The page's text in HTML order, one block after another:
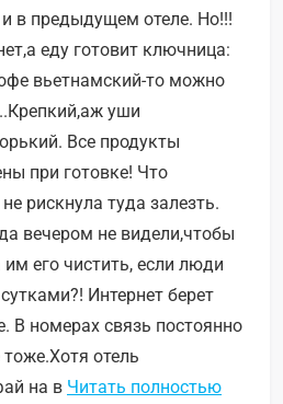
и в предыдущем отеле. Но!!!
еду готовит ключница:
вьетнамский-то можно
уши
Все продукты
при готовке! Что
рискнула туда залезть.
вечером не видели,чтобы
им его чистить, если люди
Интернет берет
В номерах связь постоянно
отель
на в Читать полностью